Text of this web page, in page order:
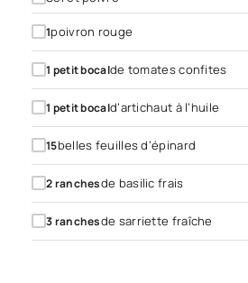
1poivron rouge
1 petit bocalde tomates confites
1 petit bocald’artichaut à l’huile
15belles feuilles d’épinard
2ranchesde basilic frais
3ranchesde sarriette fraîche